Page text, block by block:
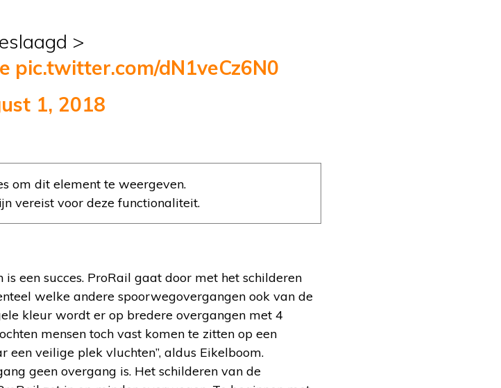
>
pic.twitter.com/dN1veCz6N0
1, 2018
om dit element te weergeven.
vereist voor deze functionaliteit.
een succes. ProRail gaat door met het schilderen
welke andere spoorwegovergangen ook van de
kleur wordt er op bredere overgangen met 4
mensen toch vast komen te zitten op een
veilige plek vluchten”, aldus Eikelboom.
geen overgang is. Het schilderen van de